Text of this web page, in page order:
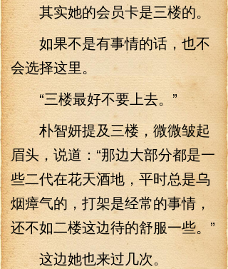
其实她的会员卡是三楼的。
如果不是有事情的话，也不
会选择这里。
“三楼最好不要上去。”
朴智妍提及三楼，微微皱起
眉头，说道：“那边大部分都是一
些二代在花天酒地，平时总是乌
烟瘴气的，打架是经常的事情，
还不如二楼这边待的舒服一些。”
这边她也来过几次。